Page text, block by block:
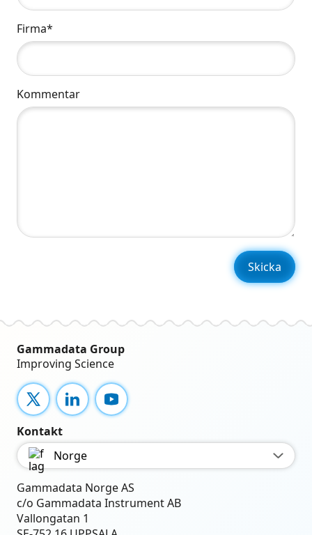
Firma*
Kommentar
Gammadata Group
Improving Science
X LinkedInYouTube
Kontakt
Norge
Gammadata Norge AS
c/o Gammadata Instrument AB
Vallongatan 1